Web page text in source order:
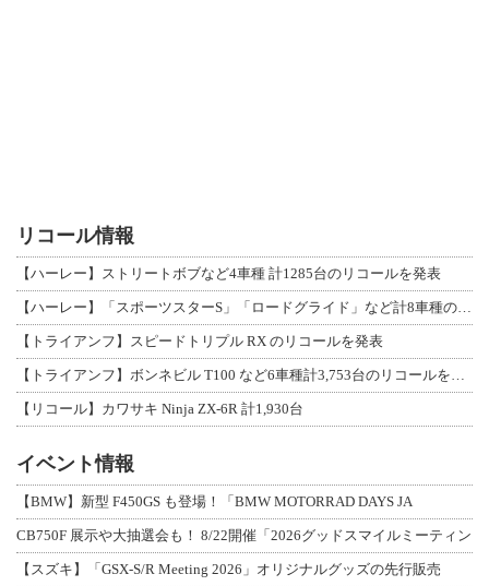
リコール情報
【ハーレー】ストリートボブなど4車種 計1285台のリコールを発表
【ハーレー】「スポーツスターS」「ロードグライド」など計8車種のリコールを発表
【トライアンフ】スピードトリプル RX のリコールを発表
【トライアンフ】ボンネビル T100 など6車種計3,753台のリコールを発表
【リコール】カワサキ Ninja ZX-6R 計1,930台
イベント情報
【BMW】新型 F450GS も登場！「BMW MOTORRAD DAYS JA
CB750F 展示や大抽選会も！ 8/22開催「2026グッドスマイルミーティン
【スズキ】「GSX-S/R Meeting 2026」オリジナルグッズの先行販売